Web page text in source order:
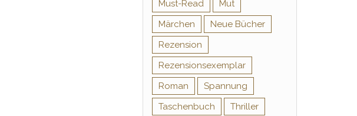
Must-Read
Mut
Märchen
Neue Bücher
Rezension
Rezensionsexemplar
Roman
Spannung
Taschenbuch
Thriller